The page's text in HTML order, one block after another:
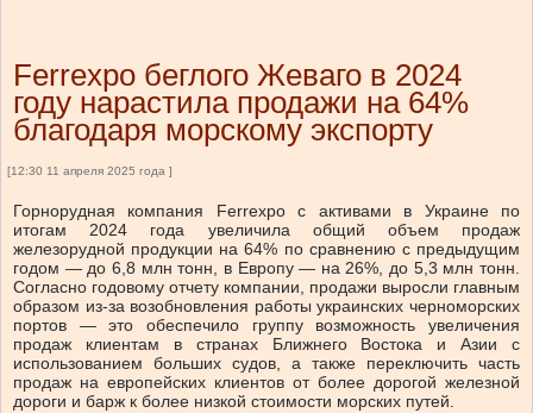
Ferrexpo беглого Жеваго в 2024
году нарастила продажи на 64%
благодаря морскому экспорту
[12:30 11 апреля 2025 года ]
Горнорудная компания Ferrexpo с активами в Украине по
итогам 2024 года увеличила общий объем продаж
железорудной продукции на 64% по сравнению с предыдущим
годом — до 6,8 млн тонн, в Европу — на 26%, до 5,3 млн тонн.
Согласно годовому отчету компании, продажи выросли главным
образом из-за возобновления работы украинских черноморских
портов — это обеспечило группу возможность увеличения
продаж клиентам в странах Ближнего Востока и Азии с
использованием больших судов, а также переключить часть
продаж на европейских клиентов от более дорогой железной
дороги и барж к более низкой стоимости морских путей.